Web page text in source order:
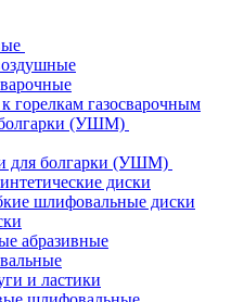
горелкам газосварочным
(УШМ)
для болгарки (УШМ)
диски
шлифовальные диски
абразивные
и ластики